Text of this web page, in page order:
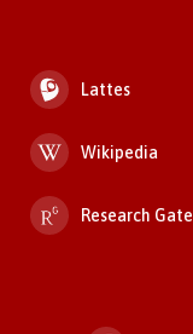
Lattes
Wikipedia
Research Gate